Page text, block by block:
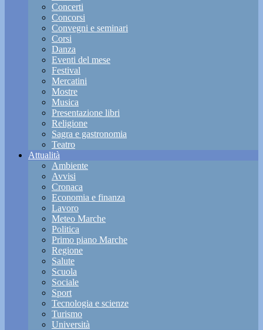
Concerti
Concorsi
Convegni e seminari
Corsi
Danza
Eventi del mese
Festival
Mercatini
Mostre
Musica
Presentazione libri
Religione
Sagra e gastronomia
Teatro
Attualità
Ambiente
Avvisi
Cronaca
Economia e finanza
Lavoro
Meteo Marche
Politica
Primo piano Marche
Regione
Salute
Scuola
Sociale
Sport
Tecnologia e scienze
Turismo
Università